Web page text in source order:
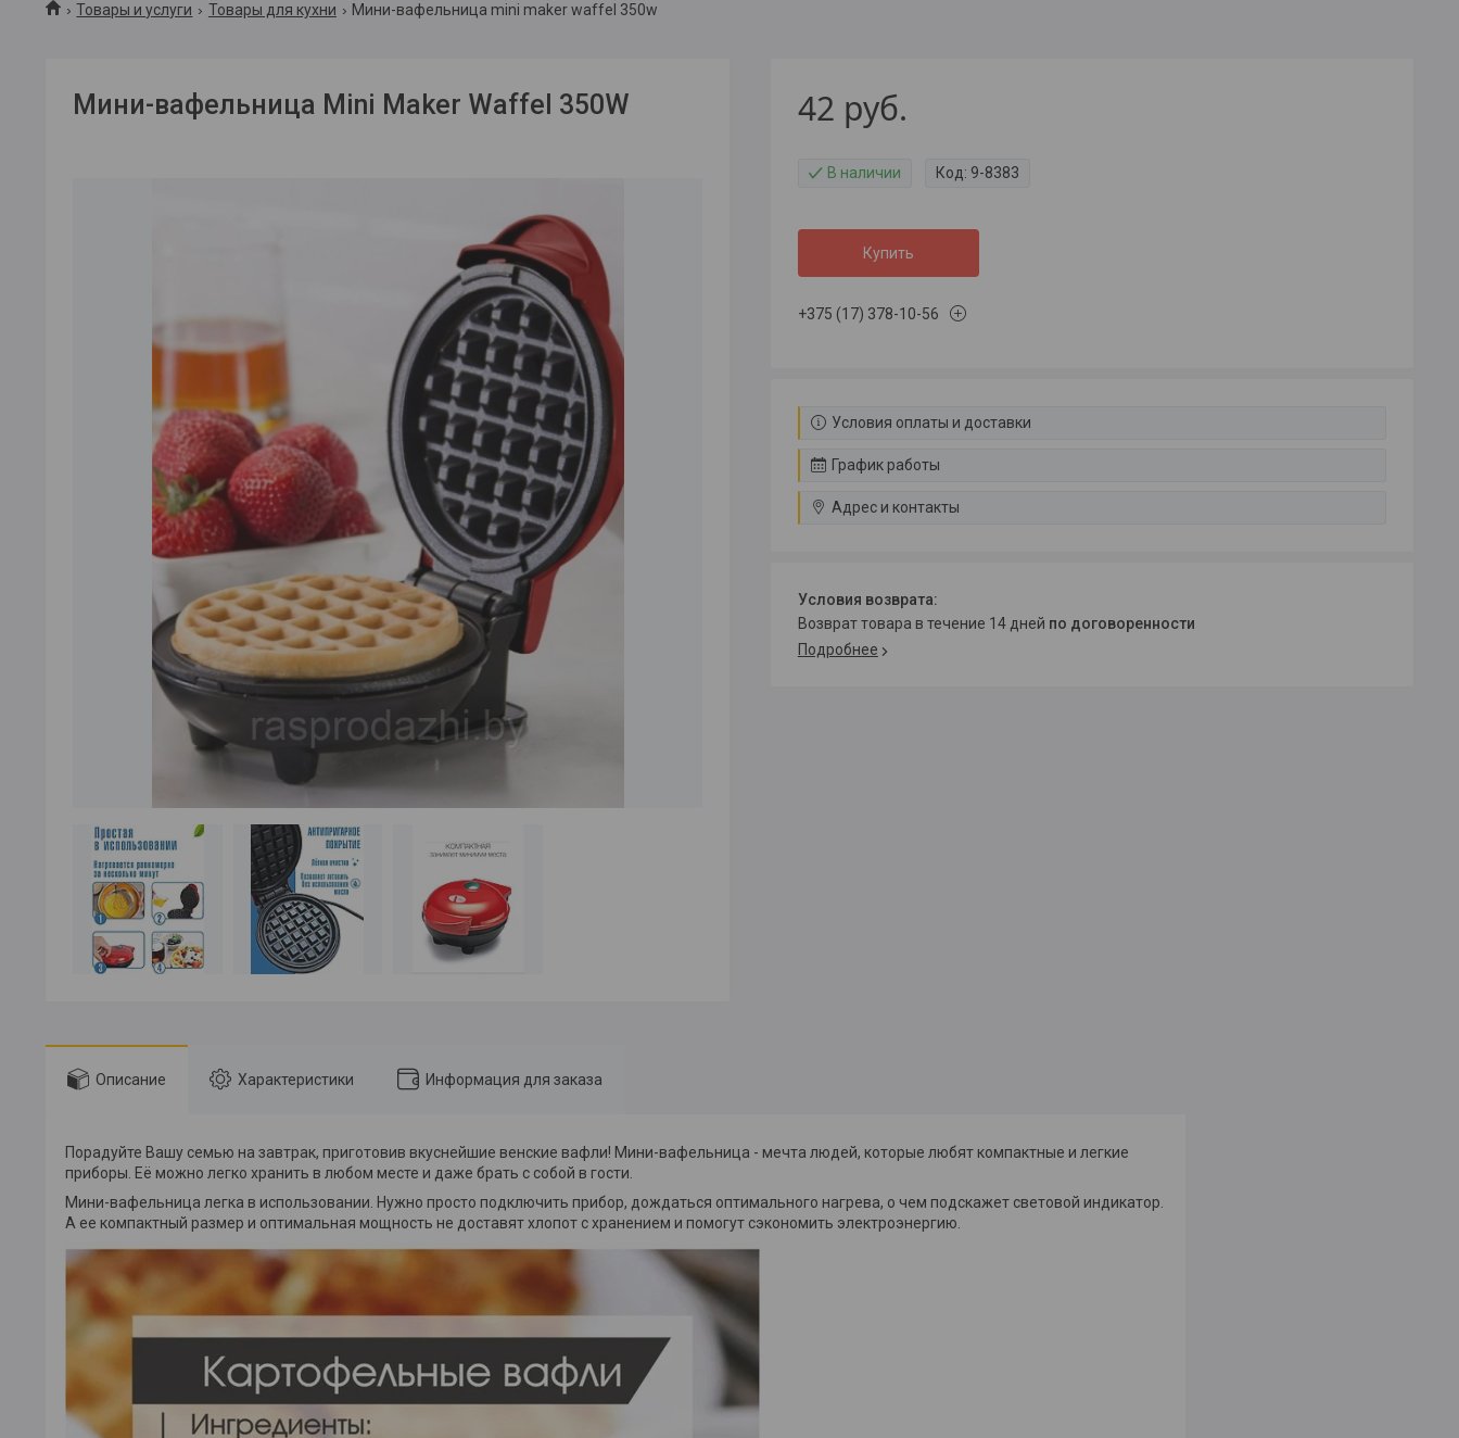
Товары и услуги Товары для кухни Мини-вафельница mini maker waffel 350w
Мини-вафельница Mini Maker Waffel 350W 42 руб.
В наличии Код: 9-8383
Купить
+375 (17) 378-10-56
Условия оплаты и доставки
График работы
Адрес и контакты
возврат товара в течение 14 дней по договоренности
Подробнее
Описание Характеристики Информация для заказа
Порадуйте Вашу семью на завтрак, приготовив вкуснейшие венские вафли! Мини-вафельница - мечта людей, которые любят компактные и легкие
приборы. Её можно легко хранить в любом месте и даже брать с собой в гости.
Мини-вафельница легка в использовании. Нужно просто подключить прибор, дождаться оптимального нагрева, о чем подскажет световой индикатор.
А ее компактный размер и оптимальная мощность не доставят хлопот с хранением и помогут сэкономить электроэнергию.